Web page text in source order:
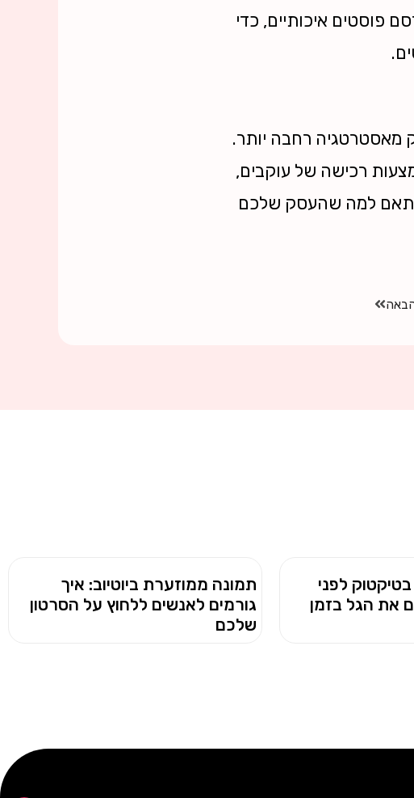
פוסטים איכותיים, כדי
מאסטרטגיה רחבה יותר.
רכישה של עוקבים,
בהתאם למה שהעסק שלכם
לפני
את הגל בזמן
תמונה ממוזערת ביוטיוב: איך
גורמים לאנשים ללחוץ על הסרטון
שלכם